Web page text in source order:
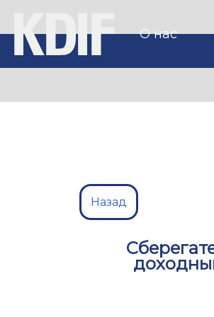
О нас
Назад